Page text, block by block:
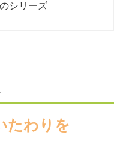
シリーズ
たわりを